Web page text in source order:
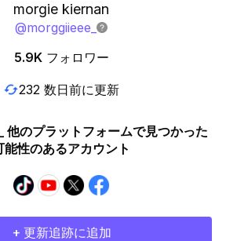
morgie kiernan
@morggiieee_
5.9K フォロワー
232 数日前に更新
のプラットフォームで見つかった
能性のあるアカウント
+ 更新追跡に追加